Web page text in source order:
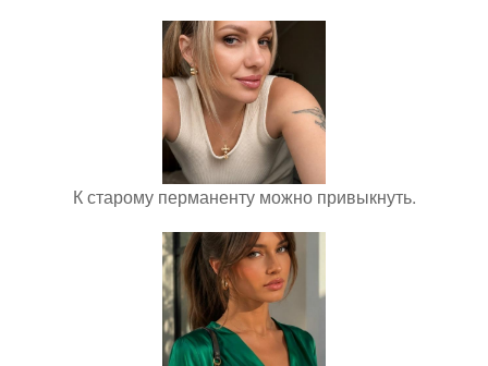
К старому перманенту можно привыкнуть.